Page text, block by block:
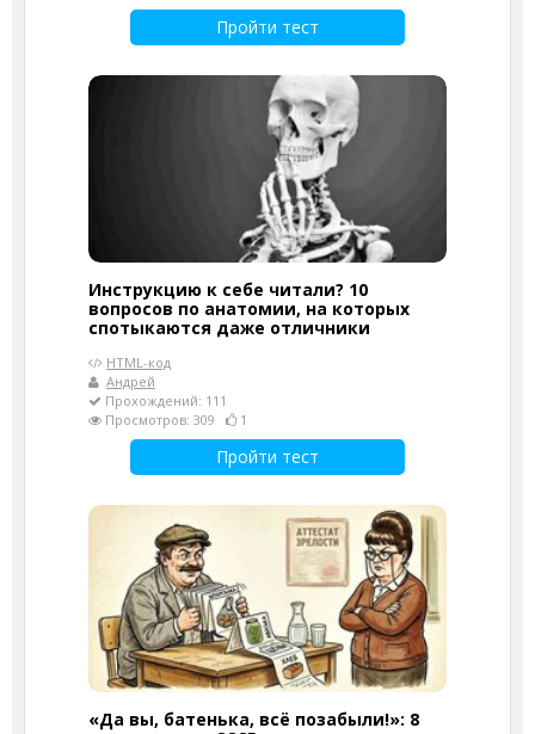
Пройти тест
Инструкцию к себе читали? 10
вопросов по анатомии, на которых
спотыкаются даже отличники
HTML-код
Андрей
Прохождений: 111
Просмотров: 309
1
Пройти тест
«Да вы, батенька, всё позабыли!»: 8